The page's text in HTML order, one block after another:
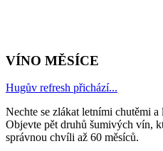
VÍNO MĚSÍCE
Hugův refresh přichází...
Nechte se zlákat letními chutěmi
Objevte pět druhů šumivých vín,
správnou chvíli až 60 měsíců.